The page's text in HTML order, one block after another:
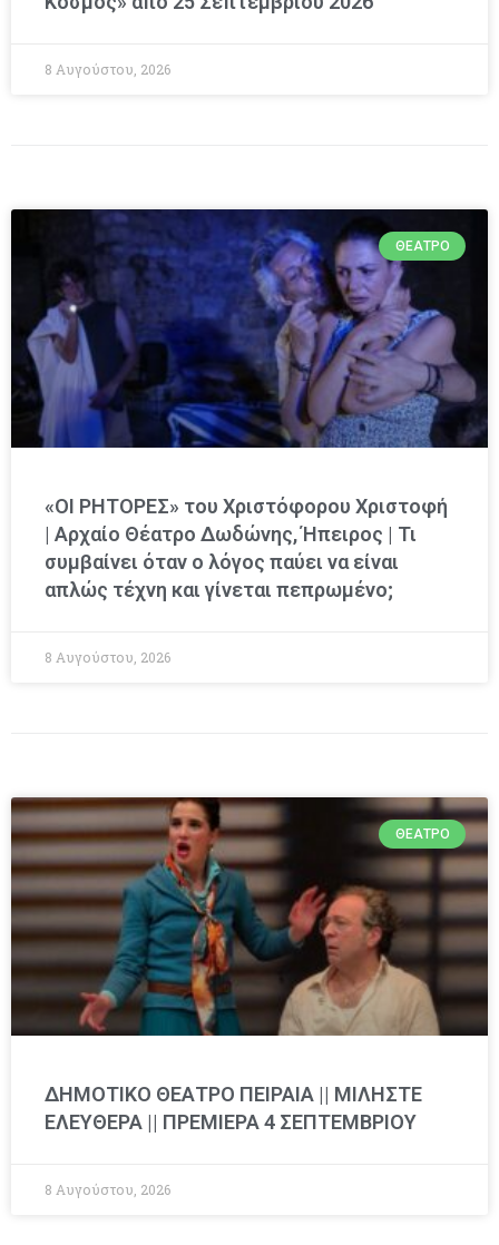
8 Αυγούστου, 2026
ΘΈΑΤΡΟ
«ΟΙ ΡΗΤΟΡΕΣ» του Χριστόφορου Χριστοφή
| Αρχαίο Θέατρο Δωδώνης, Ήπειρος | Τι
συμβαίνει όταν ο λόγος παύει να είναι
απλώς τέχνη και γίνεται πεπρωμένο;
8 Αυγούστου, 2026
ΘΈΑΤΡΟ
ΔΗΜΟΤΙΚΟ ΘΕΑΤΡΟ ΠΕΙΡΑΙΑ || ΜΙΛΗΣΤΕ
ΕΛΕΥΘΕΡΑ || ΠΡΕΜΙΕΡΑ 4 ΣΕΠΤΕΜΒΡΙΟΥ
8 Αυγούστου, 2026